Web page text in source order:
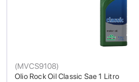
Olio Rock Oil Classic Sae 1 Litro
(MVCS9108)